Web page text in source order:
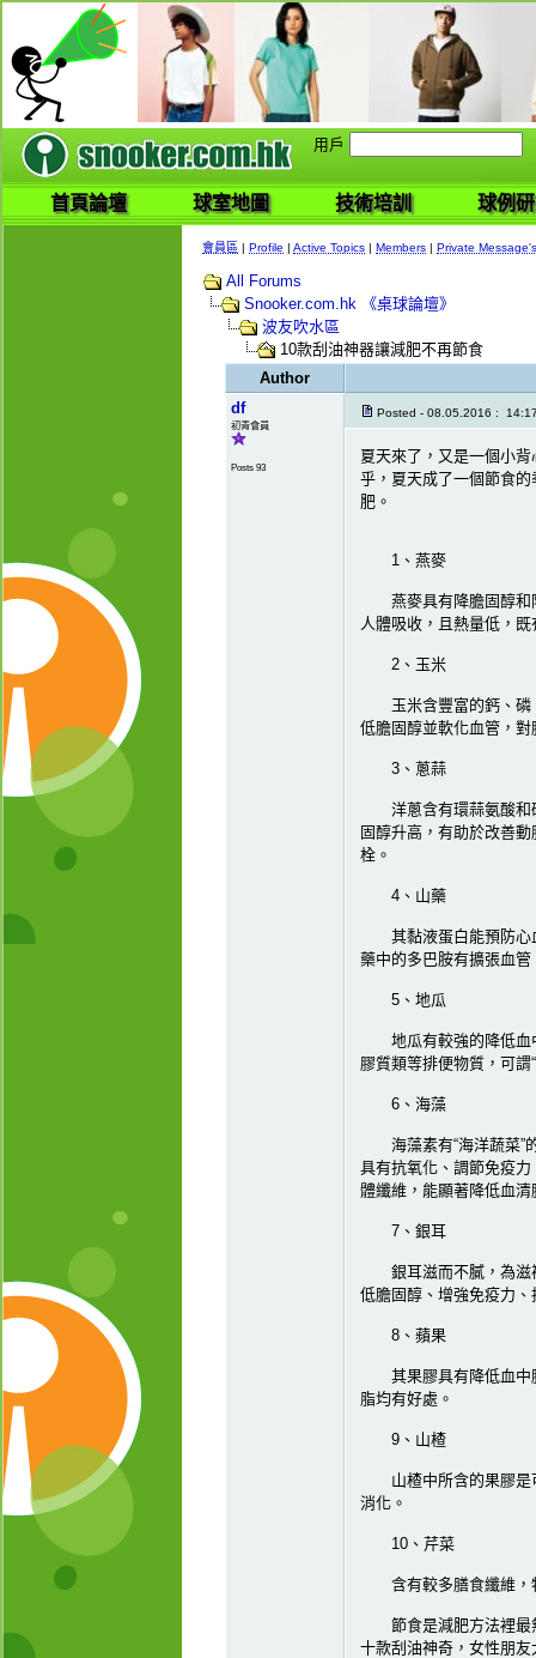
用戶
首頁論壇 球室地圖 技術培訓 球例
會員區 | Profile | Active Topics | Members | Private Message's
All Forums
Snooker.com.hk 《桌球論壇》
波友吹水區
10款刮油神器讓減肥不再節食
Author
df
初青會員
Posts 93
Posted - 08.05.2016 :
夏天來了，又是一個小
乎，夏天成了一個節食
肥。
1、燕麥
燕麥具有降膽固醇和降
人體吸收，且熱量低，
2、玉米
玉米含豐富的鈣、磷
低膽固醇並軟化血管，
3、蔥蒜
洋蔥含有環蒜氨酸和硫
固醇升高，有助於改善
栓。
4、山藥
其黏液蛋白能預防心血
藥中的多巴胺有擴張血
5、地瓜
地瓜有較強的降低血中
膠質類等排便物質，可謂
6、海藻
海藻素有“海洋蔬菜”
具有抗氧化、調節免疫
體纖維，能顯著降低血清
7、銀耳
銀耳滋而不膩，為滋補
低膽固醇、增強免疫力
8、蘋果
其果膠具有降低血中膽
脂均有好處。
9、山楂
山楂中所含的果膠是可
消化。
10、芹菜
含有較多膳食纖維，
節食是減肥方法裡最無
十款刮油神奇，女性朋